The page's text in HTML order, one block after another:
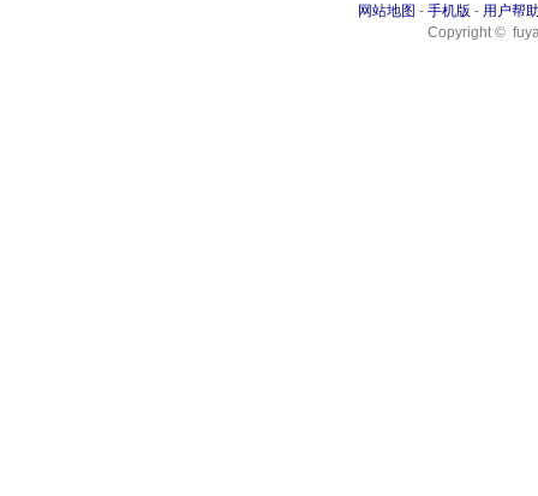
网站地图 - 手机版 - 用户帮
Copyright ©